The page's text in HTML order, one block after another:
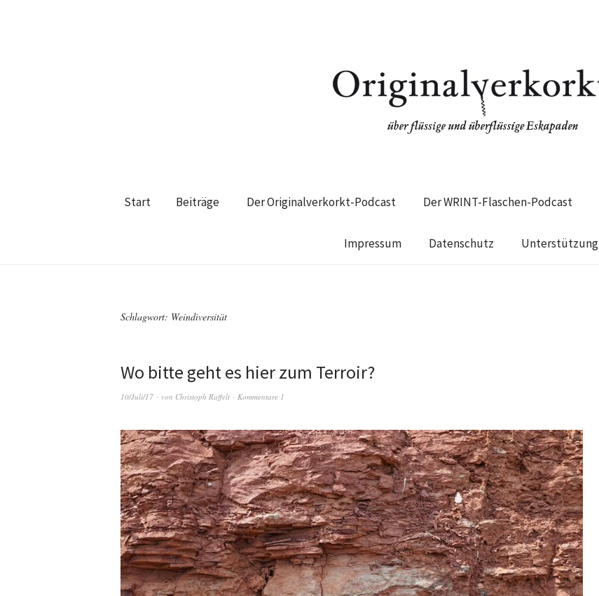
Start Beiträge Der Originalverkorkt-Podcast Der WRINT-Flaschen-Podcast
Impressum Datenschutz Unterstützung
Schlagwort: Weindiversität
Wo bitte geht es hier zum Terroir?
10/Juli/17 von Christoph Raffelt Kommentare 1